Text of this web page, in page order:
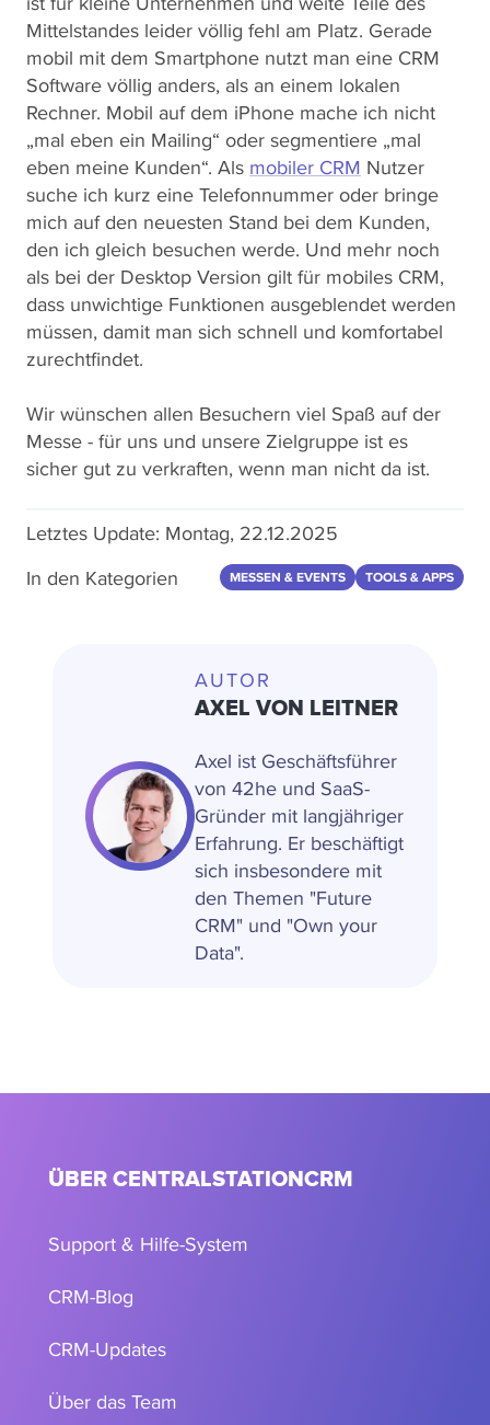
Mittelstandes leider völlig fehl am Platz. Gerade
mobil mit dem Smartphone nutzt man eine CRM
Software völlig anders, als an einem lokalen
Rechner. Mobil auf dem iPhone mache ich nicht
„mal eben ein Mailing“ oder segmentiere „mal
eben meine Kunden“. Als mobiler CRM Nutzer
suche ich kurz eine Telefonnummer oder bringe
mich auf den neuesten Stand bei dem Kunden,
den ich gleich besuchen werde. Und mehr noch
als bei der Desktop Version gilt für mobiles CRM,
dass unwichtige Funktionen ausgeblendet werden
müssen, damit man sich schnell und komfortabel
zurechtfindet.
Wir wünschen allen Besuchern viel Spaß auf der
Messe - für uns und unsere Zielgruppe ist es
sicher gut zu verkraften, wenn man nicht da ist.
Letztes Update: Montag, 22.12.2025
In den Kategorien
MESSEN & EVENTS TOOLS & APPS
AUTOR
AXEL VON LEITNER
Axel ist Geschäftsführer
von 42he und SaaS-
Gründer mit langjähriger
Erfahrung. Er beschäftigt
sich insbesondere mit
den Themen "Future
CRM" und "Own your
Data".
ÜBER CENTRALSTATIONCRM
Support & Hilfe-System
CRM-Blog
CRM-Updates
Über das Team